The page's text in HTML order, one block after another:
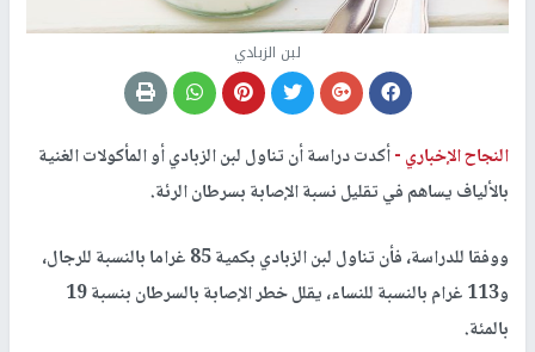
لبن الزبادي
النجاح الإخباري -أكدت دراسة أن تناول لبن الزبادي أو المأكولات الغنية
بالألياف يساهم في تقليل نسبة الإصابة بسرطان الرئة.
ووفقا للدراسة، فأن تناول لبن الزبادي بكمية 85 غراما بالنسبة للرجال،
و113 غرام بالنسبة للنساء، يقلل خطر الإصابة بالسرطان بنسبة 19
بالمئة.